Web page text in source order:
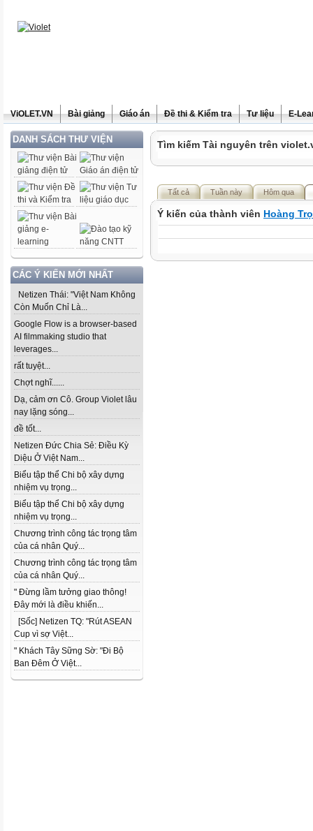
ViOLET.VN Bài giảng Giáo án Đề thi & Kiểm tra Tư liệu E-
DANH SÁCH THƯ VIỆN
CÁC Ý KIẾN MỚI NHẤT
Netizen Thái: "Việt Nam Không
Còn Muốn Chỉ Là...
Google Flow is a browser-based
AI filmmaking studio that
leverages...
rất tuyệt...
Chợt nghĩ......
Dạ, cảm ơn Cô. Group Violet lâu
nay lặng sóng...
đề tốt...
Netizen Đức Chia Sẻ: Điều Kỳ
Diệu Ở Việt Nam...
Biểu tập thể Chi bộ xây dựng
nhiệm vụ trọng...
Biểu tập thể Chi bộ xây dựng
nhiệm vụ trọng...
Chương trình công tác trọng tâm
của cá nhân Quý...
Chương trình công tác trọng tâm
của cá nhân Quý...
" Đừng lầm tưởng giao thông!
Đây mới là điều khiến...
[Sốc] Netizen TQ: "Rút ASEAN
Cup vì sợ Việt...
" Khách Tây Sững Sờ: "Đi Bộ
Ban Đêm Ở Việt...
Tìm kiếm Tài nguyên trên
Tất cả Tuần này Hôm qua
Ý kiến của thành viên Hoàng